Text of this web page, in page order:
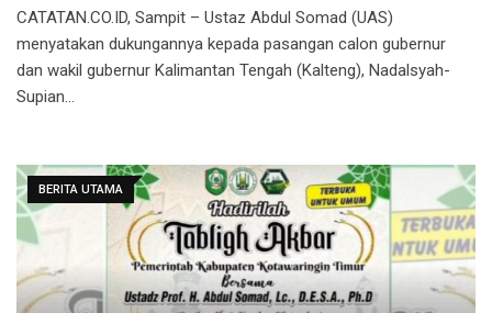
CATATAN.CO.ID, Sampit – Ustaz Abdul Somad (UAS)
menyatakan dukungannya kepada pasangan calon gubernur
dan wakil gubernur Kalimantan Tengah (Kalteng), Nadalsyah-
Supian…
BERITA UTAMA